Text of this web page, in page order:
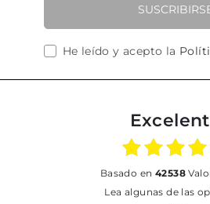
He leído y acepto la
basado en 42538
Lea algunas de las opiniones